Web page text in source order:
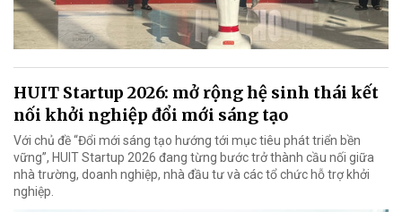
HUIT Startup 2026: mở rộng hệ sinh thái kết
nối khởi nghiệp đổi mới sáng tạo
Với chủ đề “Đổi mới sáng tạo hướng tới mục tiêu phát triển bền
vững”, HUIT Startup 2026 đang từng bước trở thành cầu nối giữa
nhà trường, doanh nghiệp, nhà đầu tư và các tổ chức hỗ trợ khởi
nghiệp.